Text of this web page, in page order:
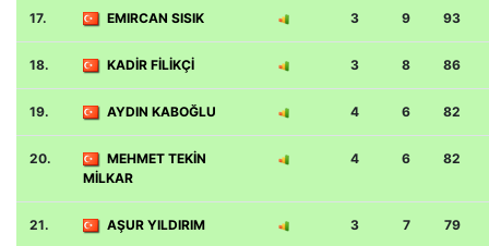
17. EMIRCAN SISIK 3 9 93
18. KADİR FİLİKÇİ 3 8 86
19. AYDIN KABOĞLU 4 6 82
20.
MEHMET TEKİN
MİLKAR
4 6 82
21. AŞUR YILDIRIM 3 7 79